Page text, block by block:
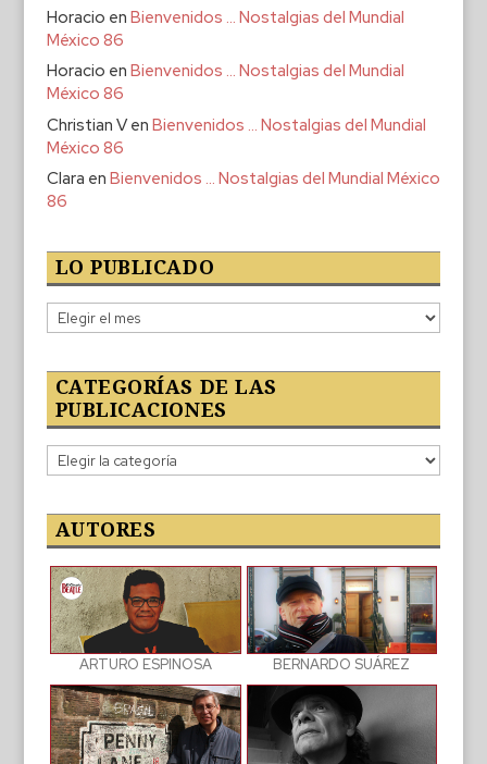
Horacio en Bienvenidos … Nostalgias del Mundial
México 86
Horacio en Bienvenidos … Nostalgias del Mundial
México 86
Christian Ven Bienvenidos … Nostalgias del Mundial
México 86
Clara en Bienvenidos … Nostalgias del Mundial México
86
LO PUBLICADO
Lo
publicado
CATEGORÍAS DE LAS
PUBLICACIONES
Categorías
de
publicaciones
AUTORES
ARTURO ESPINOSA BERNARDO SUÁREZ